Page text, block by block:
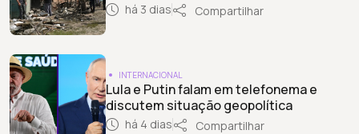
há 3 dias Compartilhar
INTERNACIONAL
Lula e Putin falam em telefonema e
discutem situação geopolítica
há 4 dias Compartilhar